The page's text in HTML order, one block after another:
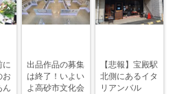
に
お
ん
出品作品の募集
は終了！いよい
よ高砂市文化会
【悲報】宝殿駅
北側にあるイタ
リアンバル